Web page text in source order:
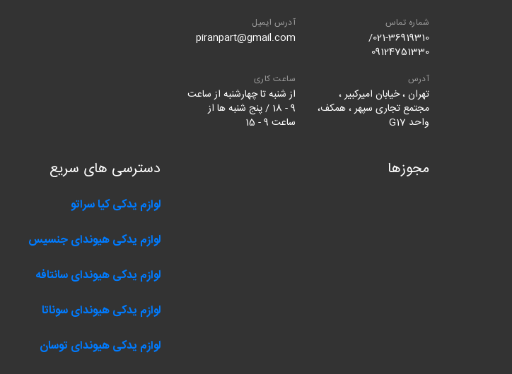
شماره تماس
021-36919310/
09124751330
آدرس ایمیل
piranpart@gmail.com
آدرس
تهران ، خیابان امیرکبیر ،
مجتمع تجاری سپهر ، همکف،
واحد G17
ساعت کاری
از شنبه تا چهارشنبه از ساعت
9 - 18 / پنج شنبه ها از
ساعت 9 - 15
مجوزها دسترسی های سریع
لوازم یدکی کیا سراتو
لوازم یدکی هیوندای جنسیس
لوازم یدکی هیوندای سانتافه
لوازم یدکی هیوندای سوناتا
لوازم یدکی هیوندای توسان